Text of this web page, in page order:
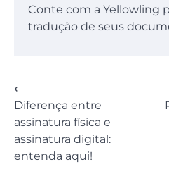
Conte com a Yellowling
tradução de seus
Navegação
de
Post
⟵
Diferença entre
assinatura física e
assinatura digital:
entenda aqui!